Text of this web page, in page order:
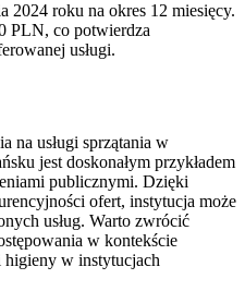
2024 roku na okres 12 miesięcy.
PLN, co potwierdza
usługi.
na usługi sprzątania w
jest doskonałym przykładem
publicznymi. Dzięki
ofert, instytucja może
usług. Warto zwrócić
w kontekście
higieny w instytucjach